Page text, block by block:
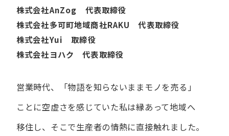
株式会社AnZog 代表取締役
株式会社多可町地域商社RAKU 代表取締役
株式会社Yui 取締役
株式会社ヨハク 代表取締役
営業時代、​「物語を​知らないまま​モノを​売る」
ことに​空虚さを​感じていた​私は縁あって​地域へ​
移住し、​そこで​生産者の​情熱に​直接触れました。